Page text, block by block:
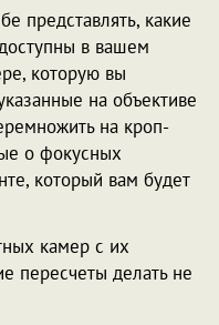
представлять, какие
в вашем
которую вы
на объективе
на кроп-
о фокусных
который вам будет
камер с их
пересчеты делать не